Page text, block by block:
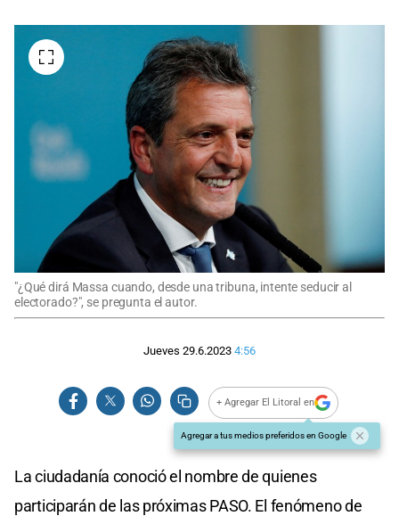
"¿Qué dirá Massa cuando, desde una tribuna, intente seducir al
electorado?", se pregunta el autor.
Jueves 29.6.2023 4:56
+ Agregar El Litoral en
Agregar a tus medios preferidos en Google
La ciudadanía conoció el nombre de quienes
participarán de las próximas PASO. El fenómeno de